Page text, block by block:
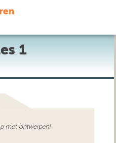
1
met ontwerpen!